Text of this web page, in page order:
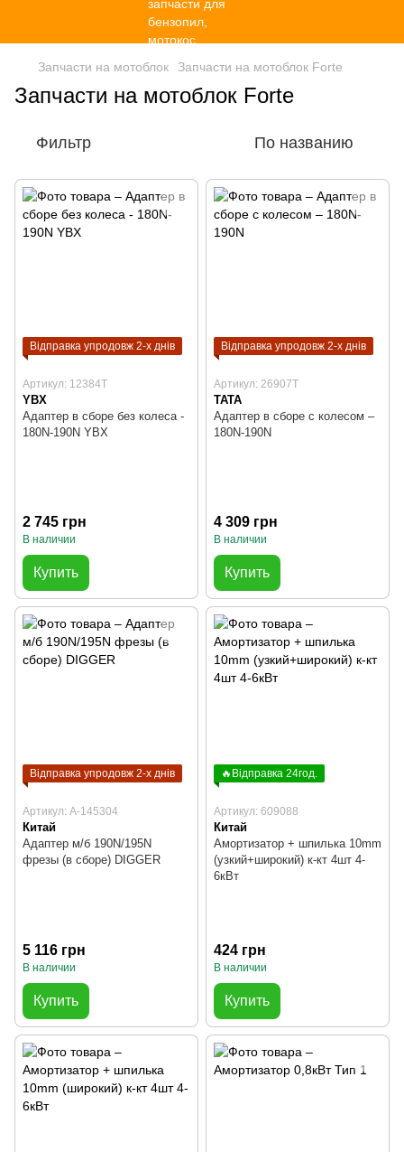
Запчасти на мотоблок Запчасти на мотоблок Forte
Запчасти на мотоблок Forte
Фильтр По названию
Відправка упродовж 2-х днів
Артикул: 12384T
YBX
Адаптер в сборе без колеса -
180N-190N YBX
2 745 грн
В наличии
Купить
Відправка упродовж 2-х днів
Артикул: 26907T
TATA
Адаптер в сборе с колесом –
180N-190N
4 309 грн
В наличии
Купить
Відправка упродовж 2-х днів
Артикул: A-145304
Китай
Адаптер м/б 190N/195N
фрезы (в сборе) DIGGER
5 116 грн
В наличии
Купить
🔥Відправка 24год.
Артикул: 609088
Китай
Амортизатор + шпилька 10mm
(узкий+широкий) к-кт 4шт 4-
6кВт
424 грн
В наличии
Купить